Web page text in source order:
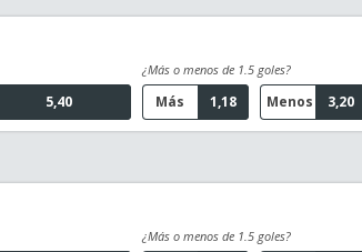
5,40
¿Más o menos de 1.5 goles?
1,18
Más 3,20
Menos
¿Más o menos de 1.5 goles?